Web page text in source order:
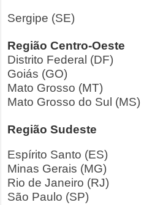
Sergipe (SE)
Região Centro-Oeste
Distrito Federal (DF)
Goiás (GO)
Mato Grosso (MT)
Mato Grosso do Sul (MS)
Região Sudeste
Espírito Santo (ES)
Minas Gerais (MG)
Rio de Janeiro (RJ)
São Paulo (SP)